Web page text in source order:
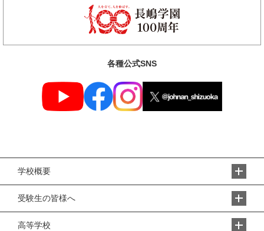
各種公式SNS
学校概要
受験生の皆様へ
高等学校